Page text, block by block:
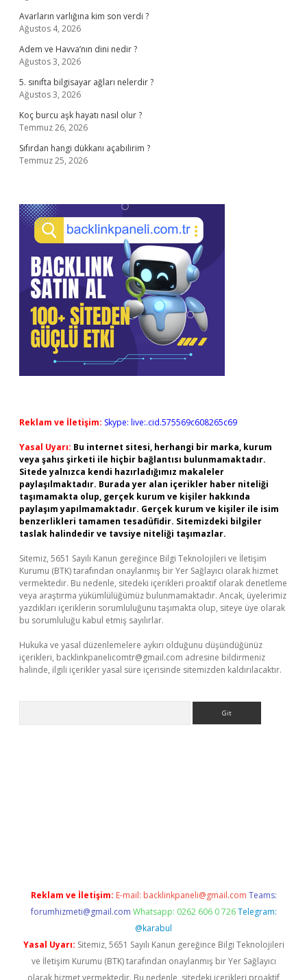
Avarların varlığına kim son verdi ?
Ağustos 4, 2026
Adem ve Havva’nın dini nedir ?
Ağustos 3, 2026
5. sınıfta bilgisayar ağları nelerdir ?
Ağustos 3, 2026
Koç burcu aşk hayatı nasıl olur ?
Temmuz 26, 2026
Sıfırdan hangi dükkanı açabilirim ?
Temmuz 25, 2026
Reklam ve İletişim: Skype: live:.cid.575569c608265c69
Yasal Uyarı: Bu internet sitesi, herhangi bir marka, kurum
veya şahıs şirketi ile hiçbir bağlantısı bulunmamaktadır.
Sitede yalnızca kendi hazırladığımız makaleler
paylaşılmaktadır. Burada yer alan içerikler haber niteliği
taşımamakta olup, gerçek kurum ve kişiler hakkında
paylaşım yapılmamaktadır. Gerçek kurum ve kişiler ile isim
benzerlikleri tamamen tesadüfidir. Sitemizdeki bilgiler
taslak halindedir ve tavsiye niteliği taşımazlar.
Sitemiz, 5651 Sayılı Kanun gereğince Bilgi Teknolojileri ve İletişim
Kurumu (BTK) tarafından onaylanmış bir Yer Sağlayıcı olarak hizmet
vermektedir. Bu nedenle, sitedeki içerikleri proaktif olarak denetleme
veya araştırma yükümlülüğümüz bulunmamaktadır. Ancak, üyelerimiz
yazdıkları içeriklerin sorumluluğunu taşımakta olup, siteye üye olarak
bu sorumluluğu kabul etmiş sayılırlar.
Hukuka ve yasal düzenlemelere aykırı olduğunu düşündüğünüz
içerikleri, backlinkpanelicomtr@gmail.com adresine bildirmeniz
halinde, ilgili içerikler yasal süre içerisinde sitemizden kaldırılacaktır.
Reklam ve İletişim: E-mail: backlinkpaneli@gmail.com Teams:
forumhizmeti@gmail.com Whatsapp: 0262 606 0 726 Telegram:
@karabul
Yasal Uyarı: Sitemiz, 5651 Sayılı Kanun gereğince Bilgi Teknolojileri
ve İletişim Kurumu (BTK) tarafından onaylanmış bir Yer Sağlayıcı
olarak hizmet vermektedir. Bu nedenle, sitedeki içerikleri proaktif